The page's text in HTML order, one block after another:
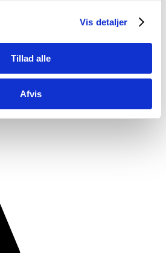
Vis detaljer
Tillad alle
Afvis